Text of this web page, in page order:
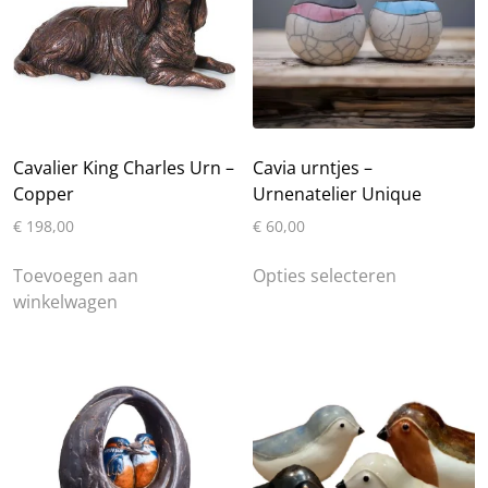
Cavalier King Charles Urn –
Copper
€ 198,00
Toevoegen aan
winkelwagen
Cavia urntjes –
Urnenatelier Unique
€ 60,00
Opties selecteren
optie
kan
gekozen